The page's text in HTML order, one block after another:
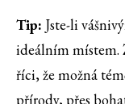
Tip: Jste-li
ideálním místem.
říci, že možná
přírody, přes